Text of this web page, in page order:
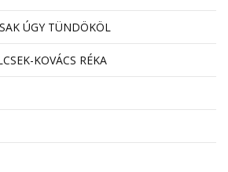
ÚGY TÜNDÖKÖL
KOVÁCS RÉKA